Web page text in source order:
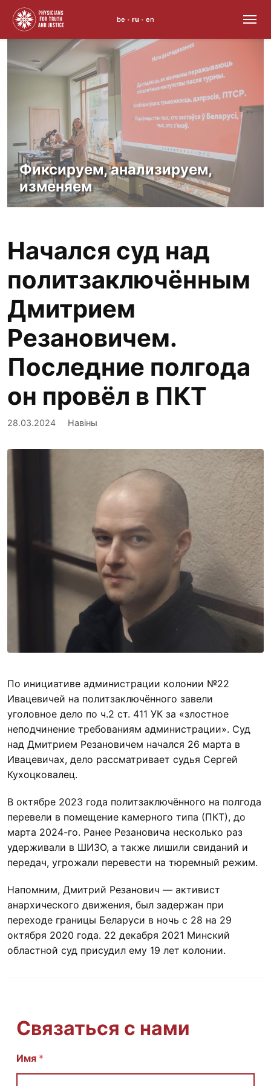
to
content
be • ru • en
Фиксируем, анализируем,
изменяем
Начался суд над
политзаключённым
Дмитрием
Резановичем.
Последние полгода
он провёл в ПКТ
28.03.2024 Навіны
По инициативе администрации колонии №22
Ивацевичей на политзаключённого завели
уголовное дело по ч.2 ст. 411 УК за «злостное
неподчинение требованиям администрации». Суд
над Дмитрием Резановичем начался 26 марта в
Ивацевичах, дело рассматривает судья Сергей
Кухоцковалец.
В октябре 2023 года политзаключённого на полгода
перевели в помещение камерного типа (ПКТ), до
марта 2024-го. Ранее Резановича несколько раз
удерживали в ШИЗО, а также лишили свиданий и
передач, угрожали перевести на тюремный режим.
Напомним, Дмитрий Резанович — активист
анархического движения, был задержан при
переходе границы Беларуси в ночь с 28 на 29
октября 2020 года. 22 декабря 2021 Минский
областной суд присудил ему 19 лет колонии.
Связаться с нами
С
Имя *